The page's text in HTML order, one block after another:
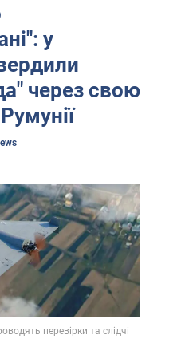
у
через свою
перевірки та слідчі